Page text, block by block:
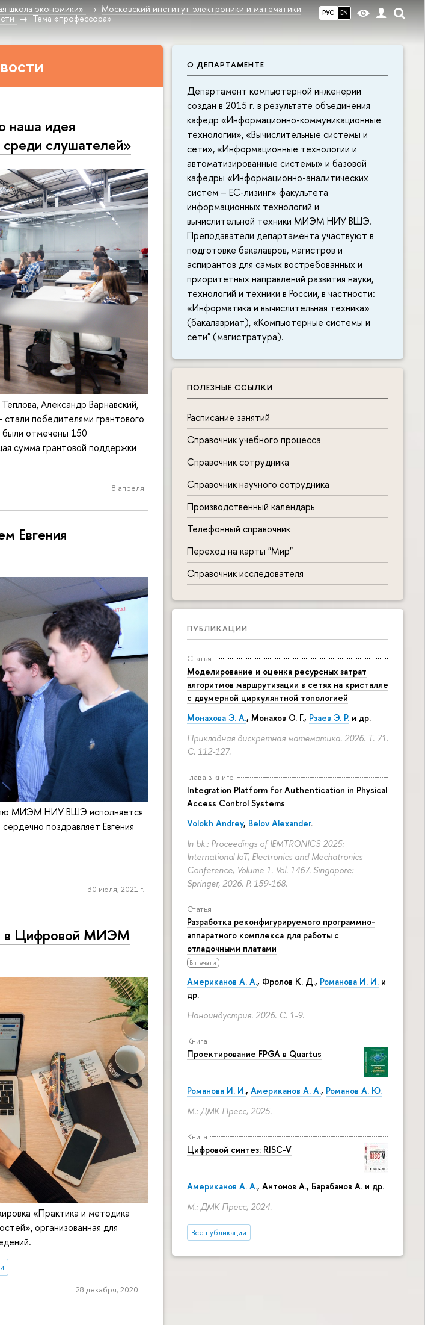
РУС EN
школа экономики»
Московский институт электроники и математики
Тема «профессора»
О ДЕПАРТАМЕНТЕ
Департамент компьютерной инженерии
создан в 2015 г. в результате объединения
кафедр «Информационно-коммуникационные
технологии», «Вычислительные системы и
сети», «Информационные технологии и
автоматизированные системы» и базовой
кафедры «Информационно-аналитических
систем – ЕС-лизинг» факультета
информационных технологий и
вычислительной техники МИЭМ НИУ ВШЭ.
Преподаватели департамента участвуют в
подготовке бакалавров, магистров и
аспирантов для самых востребованных и
приоритетных направлений развития науки,
технологий и техники в России, в частности:
«Информатика и вычислительная техника»
(бакалавриат), «Компьютерные системы и
сети" (магистратура).
ПОЛЕЗНЫЕ ССЫЛКИ
Расписание занятий
Справочник учебного процесса
Справочник сотрудника
Справочник научного сотрудника
Производственный календарь
Телефонный справочник
Переход на карты "Мир"
Справочник исследователя
ПУБЛИКАЦИИ
Статья
Моделирование и оценка ресурсных затрат
алгоритмов маршрутизации в сетях на кристалле
с двумерной циркулянтной топологией
Монахова Э. А., Монахов О. Г., Рзаев Э. Р. и др.
Прикладная дискретная математика. 2026. Т. 71.
С. 112-127.
Глава в книге
Integration Platform for Authentication in Physical
Access Control Systems
Volokh Andrey, Belov Alexander.
In bk.: Proceedings of IEMTRONICS 2025:
International IoT, Electronics and Mechatronics
Conference, Volume 1. Vol. 1467. Singapore:
Springer, 2026. P. 159-168.
Статья
Разработка реконфигурируемого программно-
аппаратного комплекса для работы с
отладочными платами
В печати
Американов А. А., Фролов К. Д., Романова И. И. и
др.
Наноиндустрия. 2026. С. 1-9.
Книга
Проектирование FPGA в Quartus
Романова И. И., Американов А. А., Романов А. Ю.
М.: ДМК Пресс, 2025.
Книга
Цифровой синтез: RISC-V
Американов А. А., Антонов А., Барабанов А. и др.
М.: ДМК Пресс, 2024.
Все публикации
наша идея
среди слушателей»
Александр Варнавский,
победителями грантового
были отмечены 150
сумма грантовой поддержки
8 апреля
Евгения
МИЭМ НИУ ВШЭ исполняется
поздравляет Евгения
Тихонова 30 июля, 2021 г.
в Цифровой МИЭМ
«Практика и методика
организованная для
Тихонова 28 декабря, 2020 г.